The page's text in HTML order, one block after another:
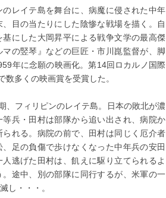
レイテ島を舞台に、病魔に侵された中年
目の当たりにした陰惨な戦場を描く。自
にした大岡昇平による戦争文学の最高傑
の竪琴』などの巨匠・市川崑監督が、脚
年に念願の映画化。第14回ロカルノ国際
多くの映画賞を受賞した。
、フィリピンのレイテ島。日本の敗北が濃
兵・田村は部隊から追い出され、病院か
れる。病院の前で、田村は同じく厄介者
足の負傷で歩けなくなった中年兵の安田
逃げた田村は、飢えに駆り立てられるよ
途中、別の部隊に同行するが、米軍の一
し・・・。